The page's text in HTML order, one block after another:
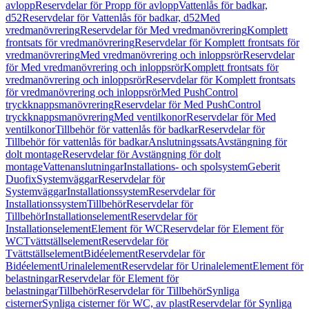
avloppReservdelar för Propp för avloppVattenlås för badkar,
d52Reservdelar för Vattenlås för badkar, d52Med
vredmanövreringReservdelar för Med vredmanövreringKomplett
frontsats för vredmanövreringReservdelar för Komplett frontsats för
vredmanövreringMed vredmanövrering och inloppsrörReservdelar
för Med vredmanövrering och inloppsrörKomplett frontsats för
vredmanövrering och inloppsrörReservdelar för Komplett frontsats
för vredmanövrering och inloppsrörMed PushControl
tryckknappsmanövreringReservdelar för Med PushControl
tryckknappsmanövreringMed ventilkonorReservdelar för Med
ventilkonorTillbehör för vattenlås för badkarReservdelar för
Tillbehör för vattenlås för badkarAnslutningssatsAvstängning för
dolt montageReservdelar för Avstängning för dolt
montageVattenanslutningarInstallations- och spolsystemGeberit
DuofixSystemväggarReservdelar för
SystemväggarInstallationssystemReservdelar för
InstallationssystemTillbehörReservdelar för
TillbehörInstallationselementReservdelar för
InstallationselementElement för WCReservdelar för Element för
WCTvättställselementReservdelar för
TvättställselementBidéelementReservdelar för
BidéelementUrinalelementReservdelar för UrinalelementElement för
belastningarReservdelar för Element för
belastningarTillbehörReservdelar för TillbehörSynliga
cisternerSynliga cisterner för WC, av plastReservdelar för Synliga